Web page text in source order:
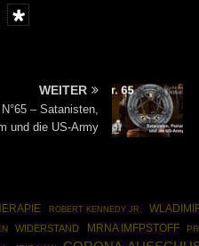
WEITER
– Satanisten,
und die US-Army
ROBERT KENNEDY JR.
WIDERSTAND MRNA IMFPSTOFF